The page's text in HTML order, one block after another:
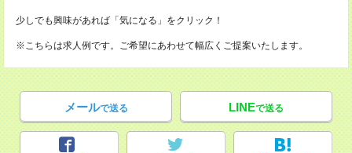
少しでも興味があれば「気になる」をクリック！
※こちらは求人例です。ご希望にあわせて幅広くご提案いたします。
メールで送る LINEで送る